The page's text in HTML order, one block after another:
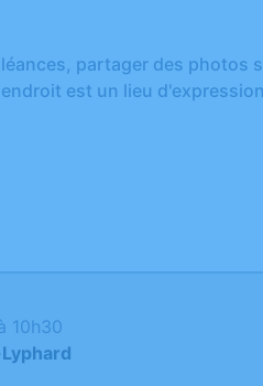
partager des photos
est un lieu
10h30